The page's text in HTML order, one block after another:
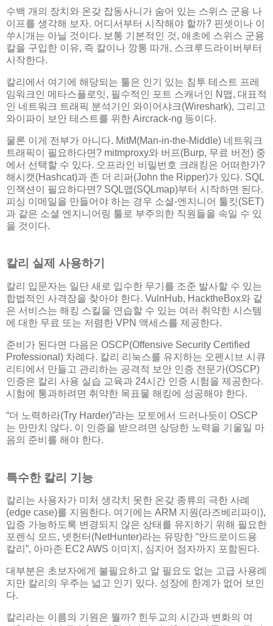
수백 개의 장치와 온갖 잡동사니가 숨어 있는 스위스 군용 나
이프를 생각해 보자. 어디서부터 시작해야 할까? 핀셋이나 이
쑤시개는 아닐 것이다. 보통 기본적인 것, 애초에 스위스 군용
칼을 구입한 이유, 즉 칼이나 깡통 따개, 스크루드라이버부터
시작한다.
칼리에서 여기에 해당되는 툴은 인기 있는 침투 테스트 프레
임워크인 메타스플로잇, 필수적인 포트 스캐너인 N맵, 대표적
인 네트워크 트래픽 분석기인 와이어샤크(Wireshark), 그리고
와이파이 보안 테스트를 위한 Aircrack-ng 등이다.
물론 이게 전부가 아니다. MitM(Man-in-the-Middle) 네트워크
트래픽이 필요하다면? mitmproxy와 버프(Burp, 무료 버전) 중
에서 선택할 수 있다. 오프라인 비밀번호 크래킹은 어떠한가?
해시캣(Hashcat)과 존 더 리퍼(John the Ripper)가 있다. SQL
인잭션이 필요하다면? SQL맵(SQLmap)부터 시작하면 된다.
피싱 이메일을 만들어야 하는 경우 소셜-엔지니어 툴킷(SET)
과 같은 소셜 엔지니어링 툴로 부주의한 직원들을 속일 수 있
을 것이다.
칼리 실제 사용하기
칼리 입문자는 일단 새로 입수한 무기를 조준 발사할 수 있는
합법적인 사격장을 찾아야 한다. VulnHub, HacktheBox와 같
은 서비스는 해킹 스킬을 연습할 수 있는 여러 취약한 시스템
에 대한 무료 또는 저렴한 VPN 액세스를 제공한다.
준비가 된다면 다음은 OSCP(Offensive Security Certified
Professional) 차례다. 칼리 리눅스를 유지하는 오펜시브 시큐
리티에서 만들고 관리하는 공격적 보안 인증 전문가(OSCP)
인증은 칼리 사용 실습 교육과 24시간 인증 시험을 제공한다.
시험에 통과하려면 취약한 목표물 해킹에 성공해야 한다.
“더 노력하라(Try Harder)”라는 모토에서 드러나듯이 OSCP
는 만만치 않다. 이 인증을 받으려면 상당한 노력을 기울일 마
음의 준비를 해야 한다.
특수한 칼리 기능
칼리는 사용자가 미처 생각치 못한 온갖 종류의 극한 사례
(edge case)를 지원한다. 여기에는 ARM 지원(라즈베리파이),
입증 가능하도록 변경되지 않은 상태를 유지하기 위해 필요한
포렌식 모드, 넷헌터(NetHunter)라는 유망한 “안드로이드용
칼리”, 아마존 EC2 AWS 이미지, 심지어 점자까지 포함된다.
대부분은 초보자에게 불필요하고 알 필요도 없는 고급 사용례
지만 칼리의 우주는 넓고 인기 있다. 성장에 한계가 없어 보인
다.
칼리라는 이름의 기원은 뭘까? 힌두교의 시간과 변화의 여